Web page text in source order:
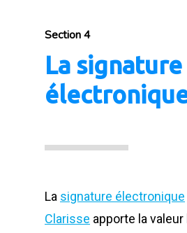
Section 4
La signature
La signature électronique
Clarisse apporte la valeur